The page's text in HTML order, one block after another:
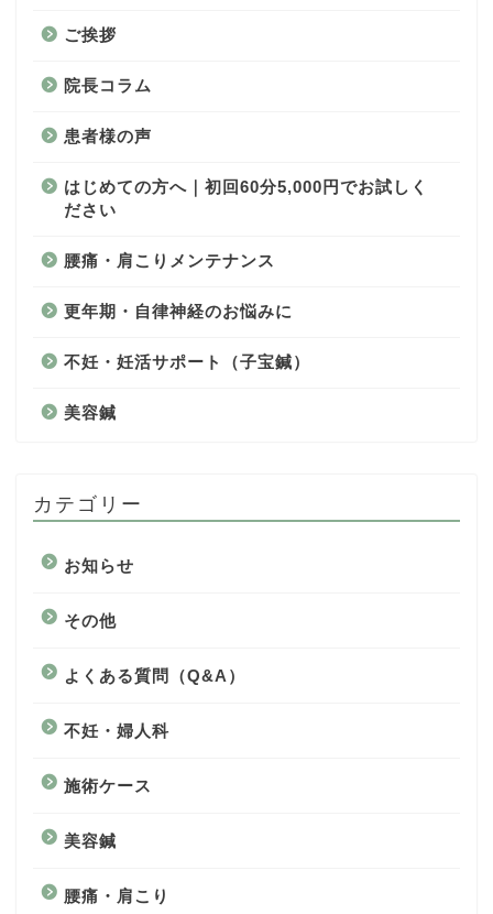
ご挨拶
院長コラム
患者様の声
はじめての方へ｜初回60分5,000円でお試しく
ださい
腰痛・肩こりメンテナンス
更年期・自律神経のお悩みに
不妊・妊活サポート（子宝鍼）
美容鍼
カテゴリー
お知らせ
その他
よくある質問（Q&A）
不妊・婦人科
施術ケース
美容鍼
腰痛・肩こり